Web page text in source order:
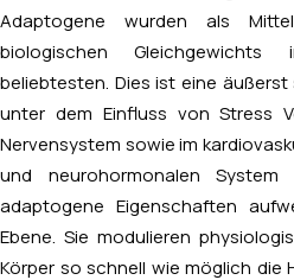
Adaptogene wurden als
biologischen
beliebtesten. Dies ist eine
unter dem Einfluss von Stress
Nervensystem sowie im
und neurohormonalen System
adaptogene Eigenschaften
Ebene. Sie modulieren
Körper so schnell wie möglich die